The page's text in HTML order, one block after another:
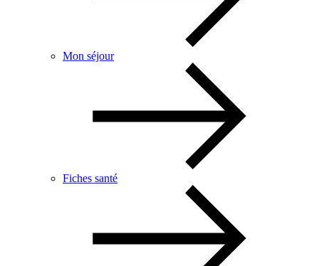
Mon séjour
Fiches santé